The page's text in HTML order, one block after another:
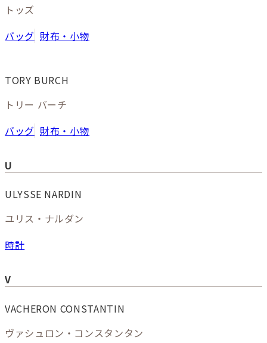
トッズ
バッグ 財布・小物
TORY BURCH
トリー バーチ
バッグ 財布・小物
U
ULYSSE NARDIN
ユリス・ナルダン
時計
V
VACHERON CONSTANTIN
ヴァシュロン・コンスタンタン